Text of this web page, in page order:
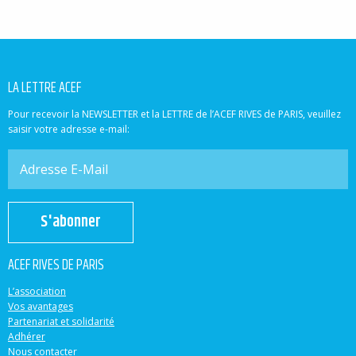
LA LETTRE ACEF
Pour recevoir la NEWSLETTER et la LETTRE de l’ACEF RIVES de PARIS, veuillez
saisir votre adresse e-mail:
S'abonner
ACEF RIVES DE PARIS
L’association
Vos avantages
Partenariat et solidarité
Adhérer
Nous contacter